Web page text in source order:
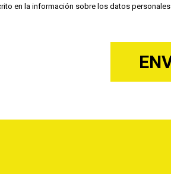
en la información sobre los datos personales